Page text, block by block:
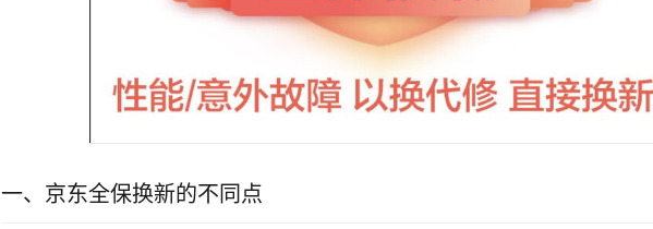
一、京东全保换新的不同点